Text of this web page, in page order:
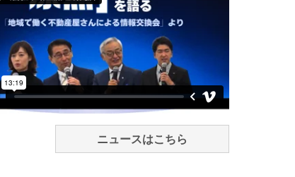
ニュースはこちら